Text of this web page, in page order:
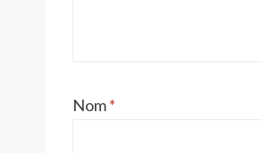
Nom*